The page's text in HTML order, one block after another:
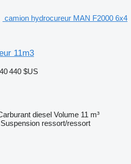
camion hydrocureur MAN F2000 6x4
11m3
440 $US
diesel Volume 11 m³
Suspension ressort/ressort